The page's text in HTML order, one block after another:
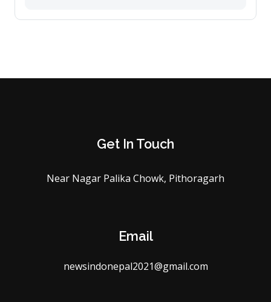
Get In Touch
Near Nagar Palika Chowk, Pithoragarh
Email
newsindonepal2021@gmail.com